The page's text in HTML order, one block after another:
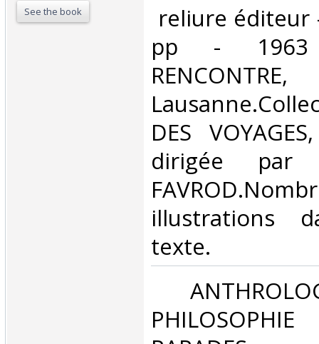
See the book
reliure éditeur
pp -
RENCONTRE,
DES
dirigée par
illustrations
texte. ‎
PHILOSOPHIE